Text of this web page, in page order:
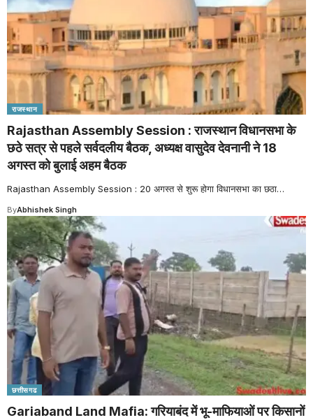
राजस्थान
Rajasthan Assembly Session : राजस्थान विधानसभा के
छठे सत्र से पहले सर्वदलीय बैठक, अध्यक्ष वासुदेव देवनानी ने 18
अगस्त को बुलाई अहम बैठक
Rajasthan Assembly Session : 20 अगस्त से शुरू होगा विधानसभा का छठा…
ByAbhishek Singh
छत्तीसगढ
Gariaband Land Mafia: गरियाबंद में भू-माफियाओं पर किसानों